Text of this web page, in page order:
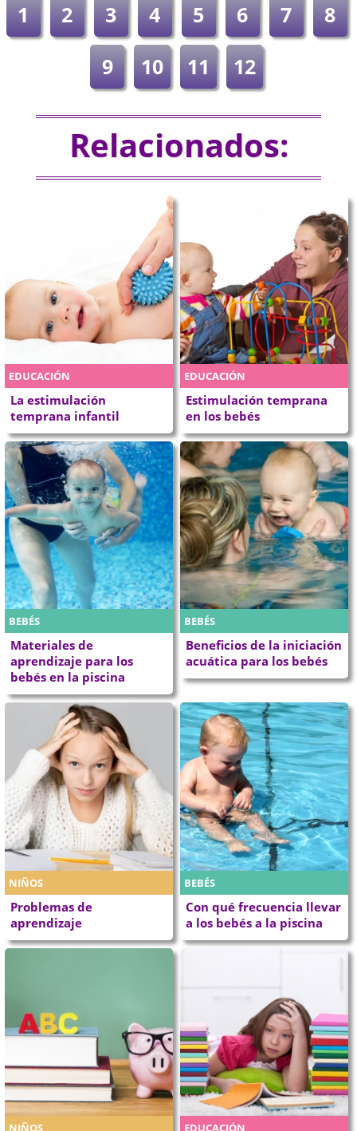
1 2 3 4 5 6 7
8
9
10 11 12
Relacionados:
EDUCACIÓN
La estimulación
temprana infantil
EDUCACIÓN
Estimulación temprana
en los bebés
BEBÉS
Materiales de
aprendizaje para los
bebés en la piscina
BEBÉS
Beneficios de la iniciación
acuática para los bebés
NIÑOS
Problemas de
aprendizaje
BEBÉS
Con qué frecuencia llevar
a los bebés a la piscina